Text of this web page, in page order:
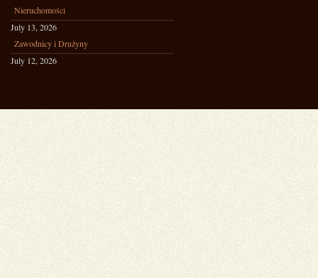
Nieruchomości
July 13, 2026
Zawodnicy i Drużyny
July 12, 2026